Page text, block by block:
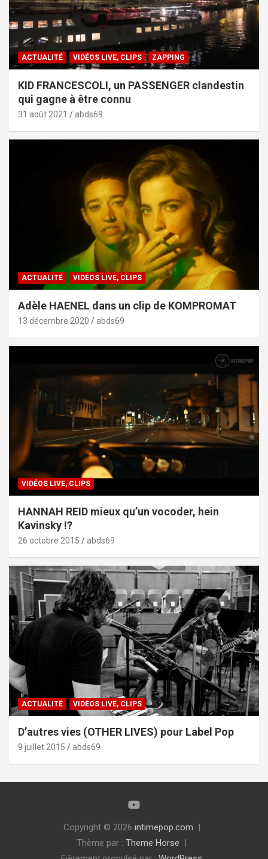
ACTUALITÉ VIDÉOS LIVE, CLIPS ZAPPING
KID FRANCESCOLI, un PASSENGER clandestin
qui gagne à être connu
31 août 2021 abds69
ACTUALITÉ VIDÉOS LIVE, CLIPS
Adèle HAENEL dans un clip de KOMPROMAT
13 décembre 2020 abds69
VIDÉOS LIVE, CLIPS
HANNAH REID mieux qu’un vocoder, hein
Kavinsky !?
26 octobre 2015 abds69
ACTUALITÉ VIDÉOS LIVE, CLIPS
D’autres vies (OTHER LIVES) pour Label Pop
9 juillet 2015 abds69
Copyright © 2026 intimepop.com
Thème par : Theme Horse